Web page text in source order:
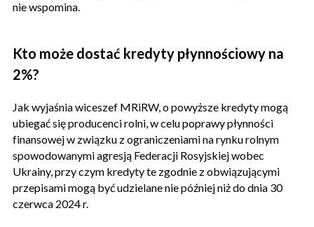
nie wspomina.
Kto może dostać kredyty płynnościowy na
2%?
Jak wyjaśnia wiceszef MRiRW, o powyższe kredyty mogą
ubiegać się producenci rolni, w celu poprawy płynności
finansowej w związku z ograniczeniami na rynku rolnym
spowodowanymi agresją Federacji Rosyjskiej wobec
Ukrainy, przy czym kredyty te zgodnie z obwiązującymi
przepisami mogą być udzielane nie później niż do dnia 30
czerwca 2024 r.